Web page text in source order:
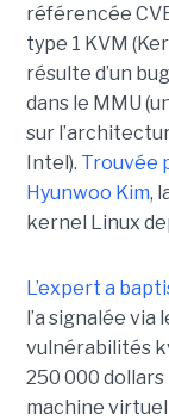
référencée
type 1 KVM
résulte d’un
dans le MMU
sur
Intel). Trouvée
Hyunwoo Kim,
kernel Linux
L’expert a
l’a signalée
vulnérabilités
250 000 dollars
machine